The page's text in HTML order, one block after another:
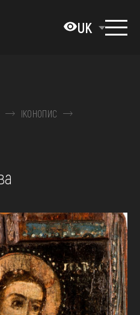
UK
ІКОНОПИС